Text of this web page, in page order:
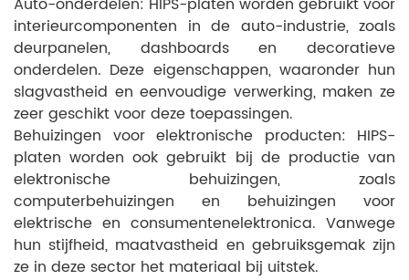
interieurcomponenten in de auto-industrie, zoals
deurpanelen, dashboards en decoratieve
onderdelen. Deze eigenschappen, waaronder hun
slagvastheid en eenvoudige verwerking, maken ze
zeer geschikt voor deze toepassingen.
Behuizingen voor elektronische producten: HIPS-
platen worden ook gebruikt bij de productie van
elektronische behuizingen, zoals
computerbehuizingen en behuizingen voor
elektrische en consumentenelektronica. Vanwege
hun stijfheid, maatvastheid en gebruiksgemak zijn
ze in deze sector het materiaal bij uitstek.